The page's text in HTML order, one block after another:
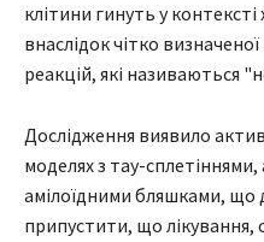
клітини гинуть у
внаслідок чітко
реакцій, які називаються
Дослідження виявило
моделях з тау-сплетіннями,
амілоїдними бляшками, що
припустити, що